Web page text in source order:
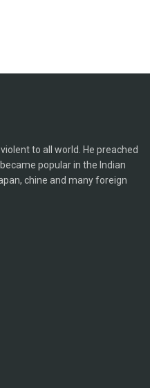
to all world. He preached
popular in the Indian
chine and many foreign